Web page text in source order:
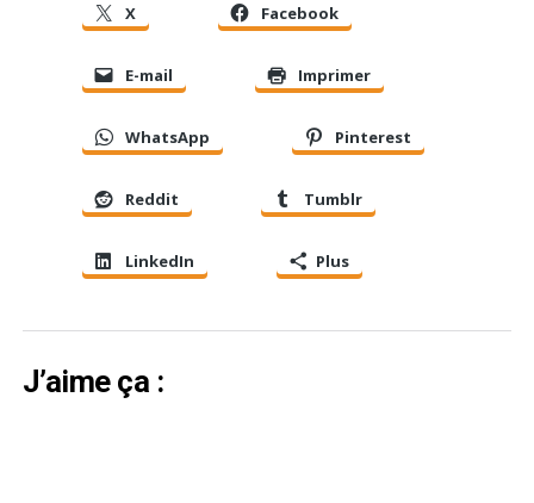
X Facebook
E-mail Imprimer
WhatsApp Pinterest
Reddit Tumblr
LinkedIn Plus
J’aime ça :